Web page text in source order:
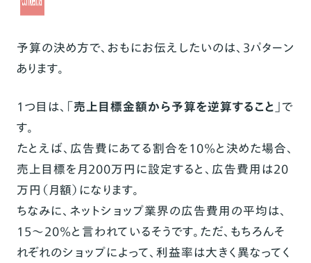
予算の決め方で、おもにお伝えしたいのは、3パターン
あります。
1つ目は、 「売上目標金額から予算を逆算すること」で
す。
たとえば、広告費にあてる割合を10%と決めた場合、
売上目標を月200万円に設定すると、広告費用は20
万円（月額）になります。
ちなみに、ネットショップ業界の広告費用の平均は、
15〜20%と言われているそうです。ただ、もちろんそ
れぞれのショップによって、利益率は大きく異なってく